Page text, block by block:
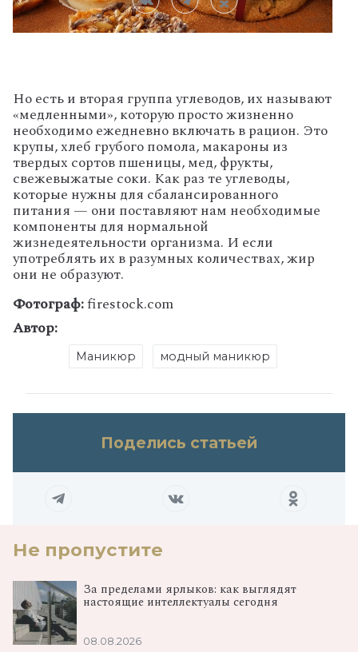
Но есть и вторая группа углеводов, их называют
«медленными», которую просто жизненно
необходимо ежедневно включать в рацион. Это
крупы, хлеб грубого помола, макароны из
твердых сортов пшеницы, мед, фрукты,
свежевыжатые соки. Как раз те углеводы,
которые нужны для сбалансированного
питания — они поставляют нам необходимые
компоненты для нормальной
жизнедеятельности организма. И если
употреблять их в разумных количествах, жир
они не образуют.
Фотограф:firestock.com
Автор:
Маникюр модный маникюр
Поделись статьей
Не пропустите
За пределами ярлыков: как выглядят
настоящие интеллектуалы сегодня
08.08.2026